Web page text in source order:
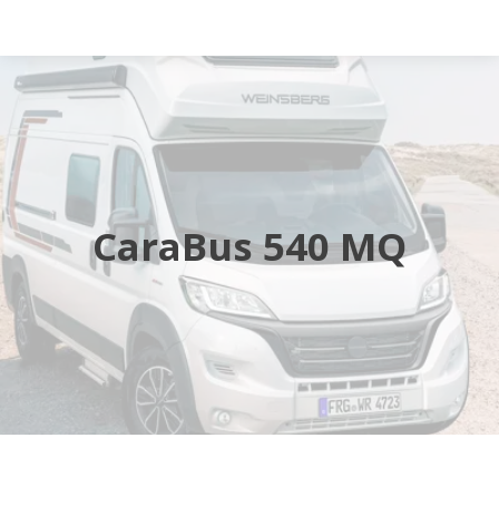
Husbilar
Husvagnar
Butik
Verkstad
Öppettider
CaraBus 540 MQ